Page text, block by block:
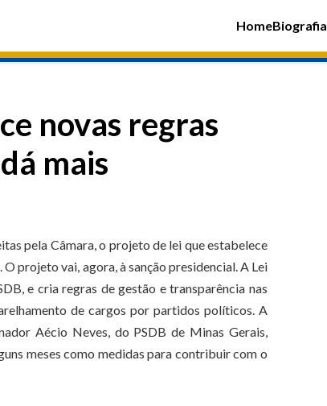
HomeBiografia
novas regras
mais
pela Câmara, o projeto de lei que estabelece
projeto vai, agora, à sanção presidencial. A Lei
e cria regras de gestão e transparência nas
de cargos por partidos políticos. A
Aécio Neves, do PSDB de Minas Gerais,
meses como medidas para contribuir com o